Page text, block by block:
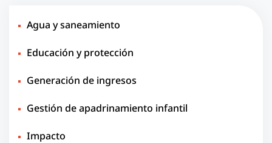
Agua y saneamiento
Educación y protección
Generación de ingresos
Gestión de apadrinamiento infantil
Impacto